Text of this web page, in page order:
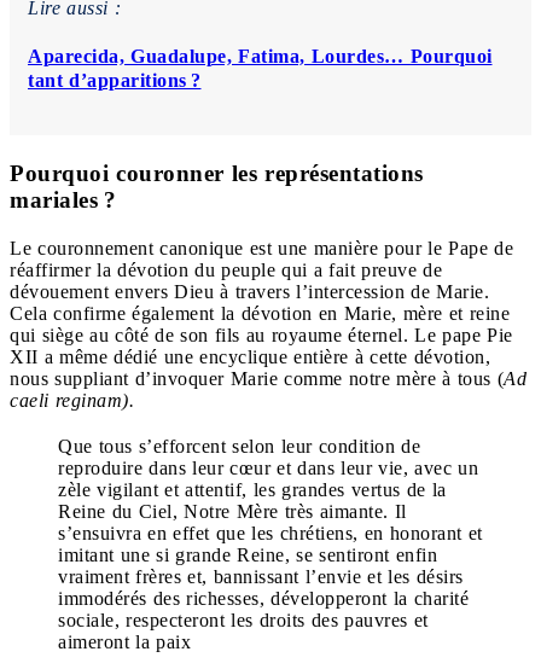
Lire aussi :
Aparecida, Guadalupe, Fatima, Lourdes… Pourquoi
tant d’apparitions ?
Pourquoi couronner les représentations
mariales ?
Le couronnement canonique est une manière pour le Pape de
réaffirmer la dévotion du peuple qui a fait preuve de
dévouement envers Dieu à travers l’intercession de Marie.
Cela confirme également la dévotion en Marie, mère et reine
qui siège au côté de son fils au royaume éternel. Le pape Pie
XII a même dédié une encyclique entière à cette dévotion,
nous suppliant d’invoquer Marie comme notre mère à tous (Ad
caeli reginam).
Que tous s’efforcent selon leur condition de
reproduire dans leur cœur et dans leur vie, avec un
zèle vigilant et attentif, les grandes vertus de la
Reine du Ciel, Notre Mère très aimante. Il
s’ensuivra en effet que les chrétiens, en honorant et
imitant une si grande Reine, se sentiront enfin
vraiment frères et, bannissant l’envie et les désirs
immodérés des richesses, développeront la charité
sociale, respecteront les droits des pauvres et
aimeront la paix